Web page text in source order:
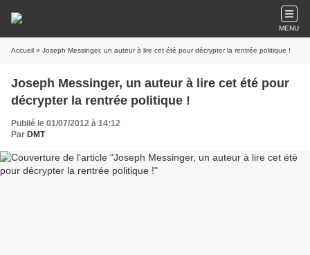
MENU
Accueil » Joseph Messinger, un auteur à lire cet été pour décrypter la rentrée politique !
Joseph Messinger, un auteur à lire cet été pour
décrypter la rentrée politique !
Publié le 01/07/2012 à 14:12
Par DMT